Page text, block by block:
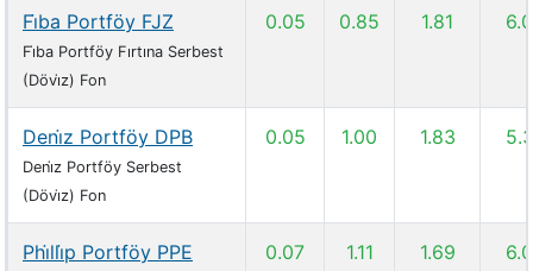
Fi̇ba Portföy FJZ
Fi̇ba Portföy Fırtına Serbest
(Dövi̇z) Fon
0.05 0.85 1.81
Deni̇z Portföy DPB
Deni̇z Portföy Serbest
(Dövi̇z) Fon
0.05 1.00 1.83
Phi̇lli̇p Portföy PPE 0.07 1.11 1.69